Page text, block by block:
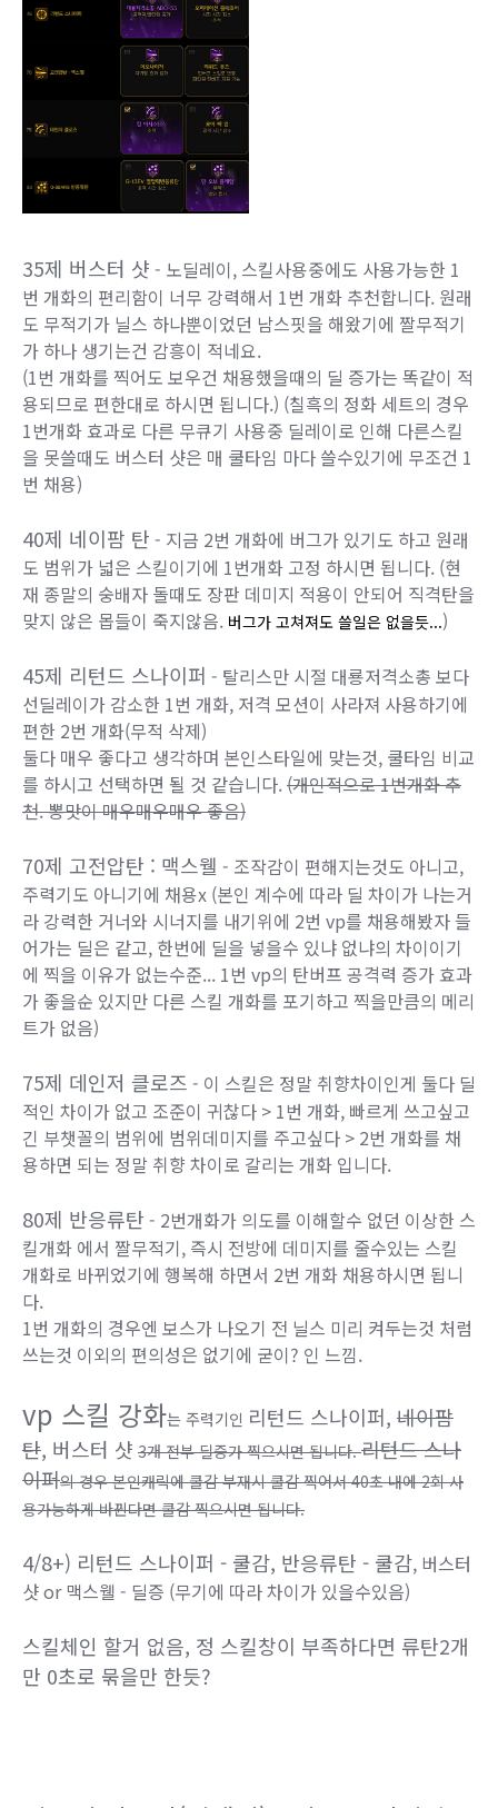
35제 버스터 샷 - 노딜레이, 스킬사용중에도 사용가능한 1
번 개화의 편리함이 너무 강력해서 1번 개화 추천합니다. 원래
도 무적기가 닐스 하나뿐이었던 남스핏을 해왔기에 짤무적기
가 하나 생기는건 감흥이 적네요.
(1번 개화를 찍어도 보우건 채용했을때의 딜 증가는 똑같이 적
용되므로 편한대로 하시면 됩니다.) (칠흑의 정화 세트의 경우
1번개화 효과로 다른 무큐기 사용중 딜레이로 인해 다른스킬
을 못쓸때도 버스터 샷은 매 쿨타임 마다 쓸수있기에 무조건 1
번 채용)
40제 네이팜 탄 - 지금 2번 개화에 버그가 있기도 하고 원래
도 범위가 넓은 스킬이기에 1번개화 고정 하시면 됩니다. (현
재 종말의 숭배자 돌때도 장판 데미지 적용이 안되어 직격탄을
맞지 않은 몹들이 죽지않음. 버그가 고쳐져도 쓸일은 없을듯...)
45제 리턴드 스나이퍼 - 탈리스만 시절 대룡저격소총 보다
선딜레이가 감소한 1번 개화, 저격 모션이 사라져 사용하기에
편한 2번 개화(무적 삭제)
둘다 매우 좋다고 생각하며 본인스타일에 맞는것, 쿨타임 비교
를 하시고 선택하면 될 것 같습니다.(개인적으로 1번개화 추
천. 뽕맛이 매우매우매우 좋음)
70제 고전압탄 : 맥스웰 - 조작감이 편해지는것도 아니고,
주력기도 아니기에 채용x (본인 계수에 따라 딜 차이가 나는거
라 강력한 거너와 시너지를 내기위에 2번 vp를 채용해봤자 들
어가는 딜은 같고, 한번에 딜을 넣을수 있냐 없냐의 차이이기
에 찍을 이유가 없는수준... 1번 vp의 탄버프 공격력 증가 효과
가 좋을순 있지만 다른 스킬 개화를 포기하고 찍을만큼의 메리
트가 없음)
75제 데인저 클로즈 - 이 스킬은 정말 취향차이인게 둘다 딜
적인 차이가 없고 조준이 귀찮다 > 1번 개화, 빠르게 쓰고싶고
긴 부챗꼴의 범위에 범위데미지를 주고싶다 > 2번 개화를 채
용하면 되는 정말 취향 차이로 갈리는 개화 입니다.
80제 반응류탄 - 2번개화가 의도를 이해할수 없던 이상한 스
킬개화 에서 짤무적기, 즉시 전방에 데미지를 줄수있는 스킬
개화로 바뀌었기에 행복해 하면서 2번 개화 채용하시면 됩니
다.
1번 개화의 경우엔 보스가 나오기 전 닐스 미리 켜두는것 처럼
쓰는것 이외의 편의성은 없기에 굳이? 인 느낌.
vp 스킬 강화는 주력기인 리턴드 스나이퍼, 네이팜
탄, 버스터 샷 3개 전부 딜증가 찍으시면 됩니다.리턴드 스나
이퍼의 경우 본인캐릭에 쿨감 부재시 쿨감 찍어서 40초 내에 2회 사
용가능하게 바뀐다면 쿨감 찍으시면 됩니다.
4/8+) 리턴드 스나이퍼 - 쿨감, 반응류탄 - 쿨감, 버스터
샷 or 맥스웰 - 딜증 (무기에 따라 차이가 있을수있음)
스킬체인 할거 없음, 정 스킬창이 부족하다면 류탄2개
만 0초로 묶을만 한듯?